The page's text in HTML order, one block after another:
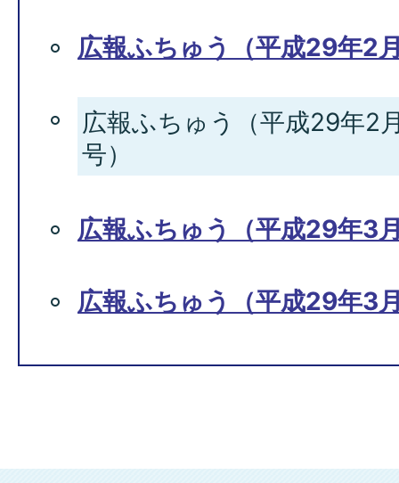
広報ふちゅう（平成29年2
広報ふちゅう（平成29年2
号）
広報ふちゅう（平成29年3
広報ふちゅう（平成29年3